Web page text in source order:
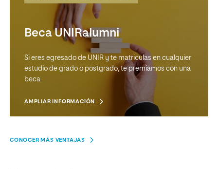
Beca UNIRalumni
Si eres egresado de UNIR y te matriculas en cualquier
estudio de grado o postgrado, te premiamos con una
beca.
AMPLIAR INFORMACIÓN
CONOCER MÁS VENTAJAS